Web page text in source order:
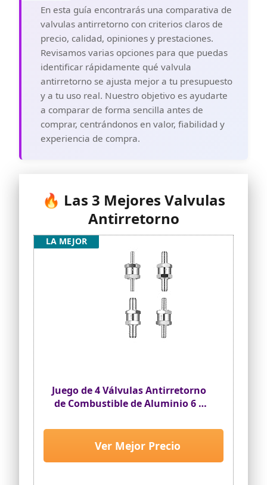
En esta guía encontrarás una comparativa de
valvulas antirretorno con criterios claros de
precio, calidad, opiniones y prestaciones.
Revisamos varias opciones para que puedas
identificar rápidamente qué valvula
antirretorno se ajusta mejor a tu presupuesto
y a tu uso real. Nuestro objetivo es ayudarte
a comparar de forma sencilla antes de
comprar, centrándonos en valor, fiabilidad y
experiencia de compra.
🔥 Las 3 Mejores Valvulas
Antirretorno
Juego de 4 Válvulas Antirretorno
de Combustible de Aluminio 6 8
Ver Mejor Precio
LA MEJOR